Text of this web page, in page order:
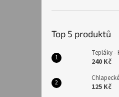
Top 5 produktů
Tepláky -
240 Kč
125 Kč